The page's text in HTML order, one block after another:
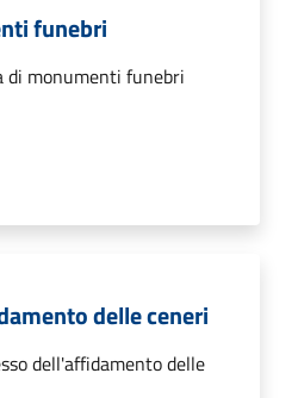
funebri
di monumenti funebri
delle ceneri
dell'affidamento delle